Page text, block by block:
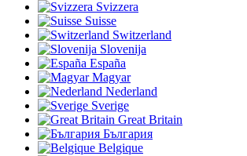
Svizzera
Suisse
Switzerland
Slovenija
España
Magyar
Nederland
Sverige
Great Britain
България
Belgique